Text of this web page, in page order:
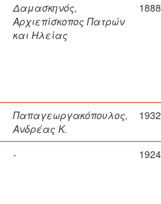
Δαμασκηνός,
Αρχιεπίσκοπος Πατρών
και Ηλείας
1888
Παπαγεωργακόπουλος,
Ανδρέας Κ.
1932
- 1924